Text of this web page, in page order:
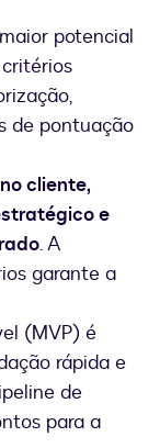
potencial
de pontuação
cliente,
e
. A
garante a
(MVP) é
rápida e
de
para a